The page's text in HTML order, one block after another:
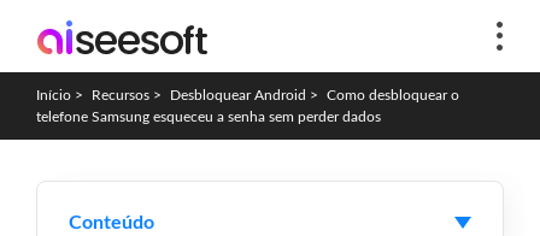
Início > Recursos > Desbloquear Android >
Como desbloquear o
telefone Samsung esqueceu a senha sem perder dados
Conteúdo